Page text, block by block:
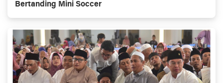
Bertanding Mini Soccer